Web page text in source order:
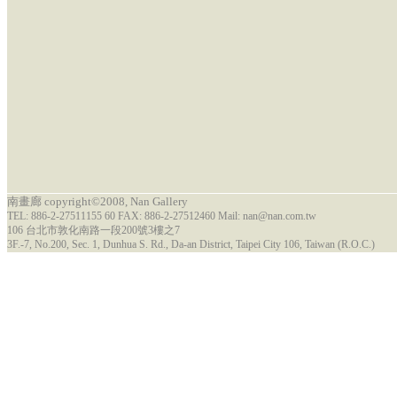
南畫廊 copyright©2008, Nan Gallery
TEL: 886-2-27511155 60 FAX: 886-2-27512460 Mail: nan@nan.com.tw
106 台北市敦化南路一段200號3樓之7
3F.-7, No.200, Sec. 1, Dunhua S. Rd., Da-an District, Taipei City 106, Taiwan (R.O.C.)